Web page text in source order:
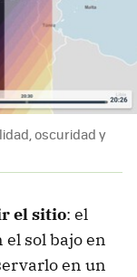
oscuridad y
el sitio: el
el sol bajo en
en un